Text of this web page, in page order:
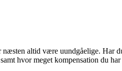
altid være uundgåelige.
hvor meget kompensation du